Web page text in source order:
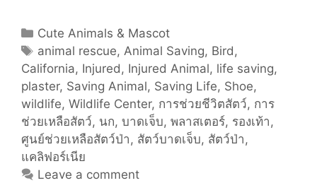
สัตว์
ป่า
ได้
ทำ
รองเท้า
เทียม
“ให้
นก
Categories
Cute Animals & Mascot
Tags
animal rescue,Animal Saving, Bird,
California, Injured, Injured Animal, life saving,
plaster, Saving Animal, Saving Life, Shoe,
wildlife, Wildlife Center, การช่วยชีวิตสัตว์, การ
ช่วยเหลือสัตว์, นก, บาดเจ็บ, พลาสเตอร์, รองเท้า,
ศูนย์ช่วยเหลือสัตว์ป่า, สัตว์บาดเจ็บ, สัตว์ป่า,
แคลิฟอร์เนีย
Leave a comment